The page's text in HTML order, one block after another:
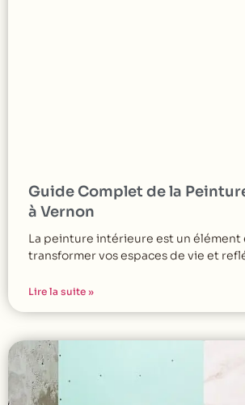
Guide Complet de la
à Vernon
La peinture intérieure est un élément
transformer vos espaces de vie et
Lire la suite »